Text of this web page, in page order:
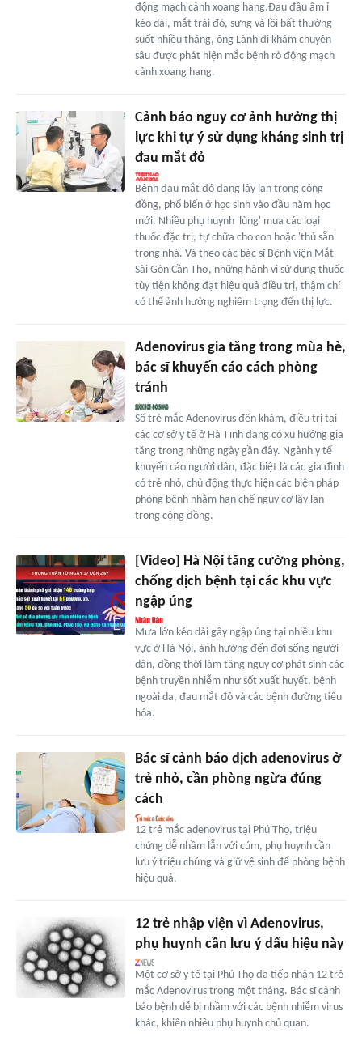
động mạch cảnh xoang hang.Đau đầu âm ỉ
kéo dài, mắt trái đỏ, sưng và lồi bất thường
suốt nhiều tháng, ông Lành đi khám chuyên
sâu được phát hiện mắc bệnh rò động mạch
cảnh xoang hang.
Cảnh báo nguy cơ ảnh hưởng thị
lực khi tự ý sử dụng kháng sinh trị
đau mắt đỏ
Bệnh đau mắt đỏ đang lây lan trong cộng
đồng, phổ biến ở học sinh vào đầu năm học
mới. Nhiều phụ huynh 'lùng' mua các loại
thuốc đặc trị, tự chữa cho con hoặc 'thủ sẵn'
trong nhà. Và theo các bác sĩ Bệnh viện Mắt
Sài Gòn Cần Thơ, những hành vi sử dụng thuốc
tùy tiện không đạt hiệu quả điều trị, thậm chí
có thể ảnh hưởng nghiêm trọng đến thị lực.
Adenovirus gia tăng trong mùa hè,
bác sĩ khuyến cáo cách phòng
tránh
Số trẻ mắc Adenovirus đến khám, điều trị tại
các cơ sở y tế ở Hà Tĩnh đang có xu hướng gia
tăng trong những ngày gần đây. Ngành y tế
khuyến cáo người dân, đặc biệt là các gia đình
có trẻ nhỏ, chủ động thực hiện các biện pháp
phòng bệnh nhằm hạn chế nguy cơ lây lan
trong cộng đồng.
[Video] Hà Nội tăng cường phòng,
chống dịch bệnh tại các khu vực
ngập úng
Mưa lớn kéo dài gây ngập úng tại nhiều khu
vực ở Hà Nội, ảnh hưởng đến đời sống người
dân, đồng thời làm tăng nguy cơ phát sinh các
bệnh truyền nhiễm như sốt xuất huyết, bệnh
ngoài da, đau mắt đỏ và các bệnh đường tiêu
hóa.
Bác sĩ cảnh báo dịch adenovirus ở
trẻ nhỏ, cần phòng ngừa đúng
cách
12 trẻ mắc adenovirus tại Phú Thọ, triệu
chứng dễ nhầm lẫn với cúm, phụ huynh cần
lưu ý triệu chứng và giữ vệ sinh để phòng bệnh
hiệu quả.
12 trẻ nhập viện vì Adenovirus,
phụ huynh cần lưu ý dấu hiệu này
Một cơ sở y tế tại Phú Thọ đã tiếp nhận 12 trẻ
mắc Adenovirus trong một tháng. Bác sĩ cảnh
báo bệnh dễ bị nhầm với các bệnh nhiễm virus
khác, khiến nhiều phụ huynh chủ quan.